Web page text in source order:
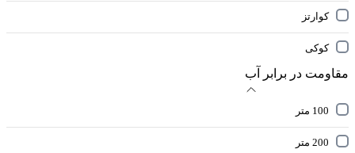
کوارتز
کوکی
مقاومت در برابر آب
100 متر
200 متر